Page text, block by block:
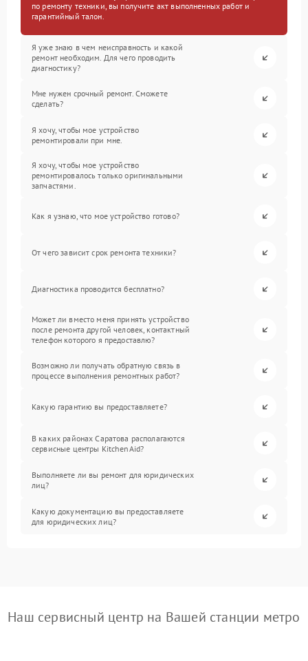
по ремонту техники, вы получите акт выполненных работ и
гарантийный талон.
Я уже знаю в чем неисправность и какой
ремонт необходим. Для чего проводить
диагностику?
Мне нужен срочный ремонт. Сможете
сделать?
Я хочу, чтобы мое устройство
ремонтировали при мне.
Я хочу, чтобы мое устройство
ремонтировалось только оригинальными
запчастями.
Как я узнаю, что мое устройство готово?
От чего зависит срок ремонта техники?
Диагностика проводится бесплатно?
Может ли вместо меня принять устройство
после ремонта другой человек, контактный
телефон которого я предоставлю?
Возможно ли получать обратную связь в
процессе выполнения ремонтных работ?
Какую гарантию вы предоставляете?
В каких районах Саратова располагаются
сервисные центры KitchenAid?
Выполняете ли вы ремонт для юридических
лиц?
Какую документацию вы предоставляете
для юридических лиц?
Наш сервисный центр на Вашей станции метро